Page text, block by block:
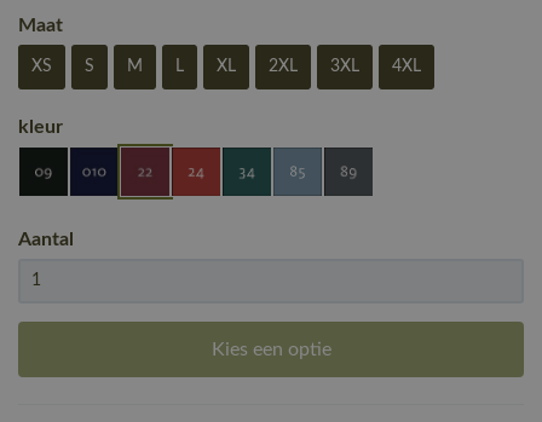
Maat
XS S M L XL 2XL 3XL 4XL
kleur
Aantal
Kies een optie